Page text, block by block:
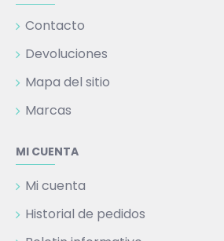
Contacto
Devoluciones
Mapa del sitio
Marcas
MI CUENTA
Mi cuenta
Historial de pedidos